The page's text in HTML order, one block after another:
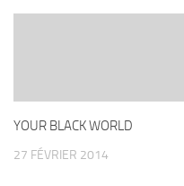
YOUR BLACK WORLD
27 FÉVRIER 2014